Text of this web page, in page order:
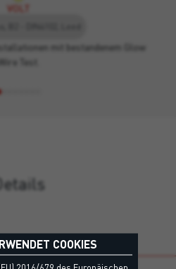
VOLT
mit bestandenem Glow
Wire Test.
COOKIES